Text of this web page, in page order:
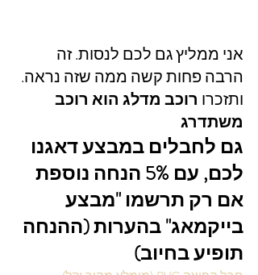
אני ממליץ גם לכם לנסות. זה
הרבה פחות קשה ממה שזה נראה.
ותזכרו רוכב מדלג הוא רוכב
משתדרג
גם לחבלים במבצע דאגנו
לכם, עם 5% הנחה נוספת
אם רק תרשמו "מבצע
בייקמאג" בהערות (ההנחה
תופיע בחיוב)